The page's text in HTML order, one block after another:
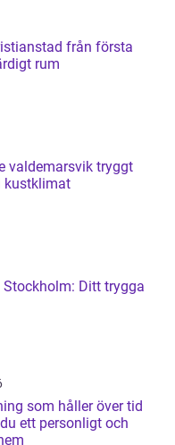
från första
rum
tryggt
kustklimat
Stockholm: Ditt trygga
som håller över tid
ett personligt och